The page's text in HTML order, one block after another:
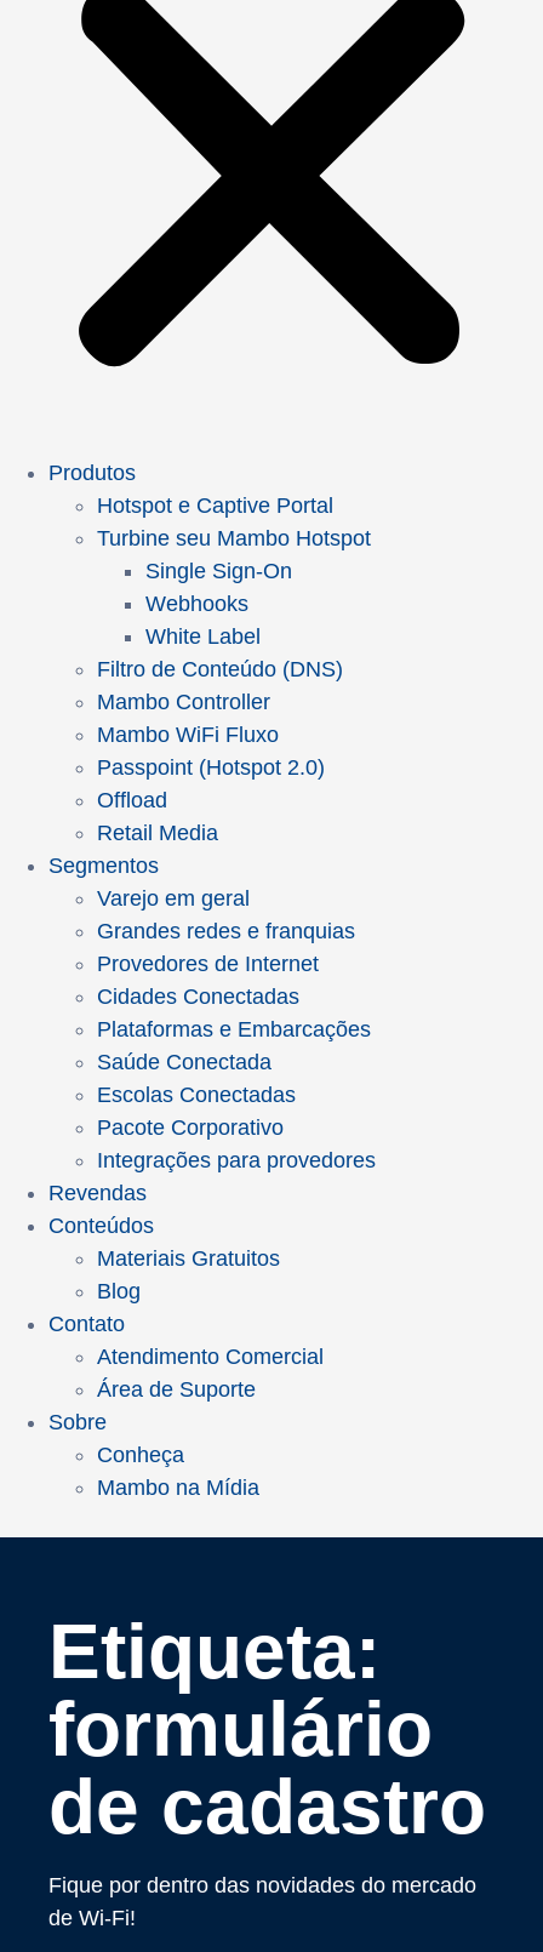
Produtos
Hotspot e Captive Portal
Turbine seu Mambo Hotspot
Single Sign-On
Webhooks
White Label
Filtro de Conteúdo (DNS)
Mambo Controller
Mambo WiFi Fluxo
Passpoint (Hotspot 2.0)
Offload
Retail Media
Segmentos
Varejo em geral
Grandes redes e franquias
Provedores de Internet
Cidades Conectadas
Plataformas e Embarcações
Saúde Conectada
Escolas Conectadas
Pacote Corporativo
Integrações para provedores
Revendas
Conteúdos
Materiais Gratuitos
Blog
Contato
Atendimento Comercial
Área de Suporte
Sobre
Conheça
Mambo na Mídia
Etiqueta:
formulário
de cadastro
Fique por dentro das novidades do mercado
de Wi-Fi!